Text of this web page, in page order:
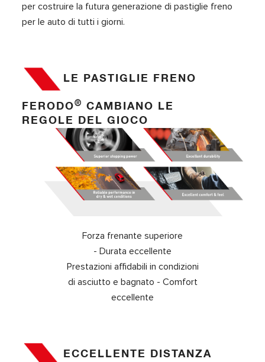
per costruire la futura generazione di pastiglie freno
per le auto di tutti i giorni.
LE PASTIGLIE FRENO
FERODO®
CAMBIANO LE
REGOLE DEL GIOCO
Forza frenante superiore
- Durata eccellente
Prestazioni affidabili in condizioni
di asciutto e bagnato - Comfort
eccellente
ECCELLENTE DISTANZA